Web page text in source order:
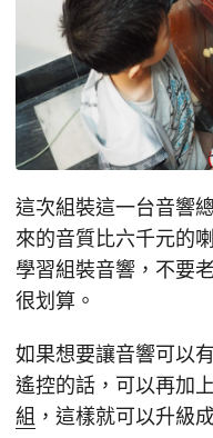
這次組裝這一台音響
來的音質比六千元的
學習組裝音響，不要
很划算。
如果想要讓音響可以
遙控的話，可以再加
組 ，這樣就可以升級